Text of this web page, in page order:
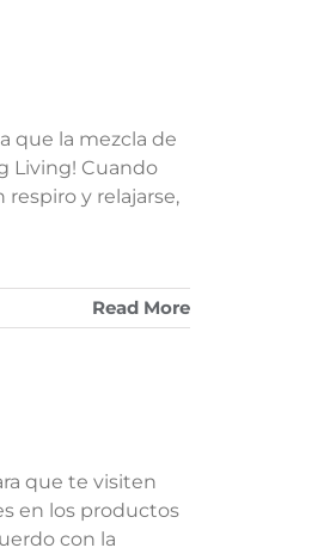
que la mezcla de
Living! Cuando
y relajarse,
Read More
que te visiten
en los productos
con la